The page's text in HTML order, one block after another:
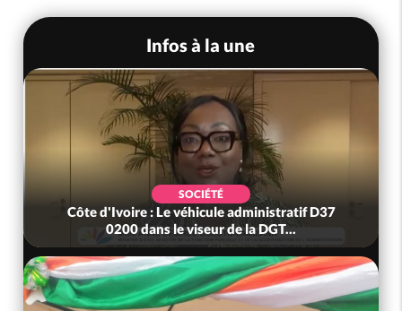
Infos à la une
SOCIÉTÉ
Côte d'Ivoire : Le véhicule administratif D37
0200 dans le viseur de la DGT...